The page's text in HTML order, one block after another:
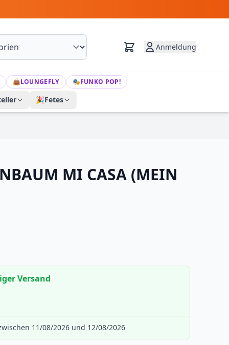
Anmeldung
👜LOUNGEFLY 🎭FUNKO POP!
🎉Fetes
MI CASA (MEIN
Versand
11/08/2026 und 12/08/2026